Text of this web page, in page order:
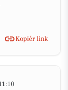
Kopiér link